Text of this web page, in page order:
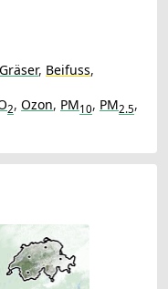
Gräser, Beifuss,
2, Ozon, PM10, PM2.5,